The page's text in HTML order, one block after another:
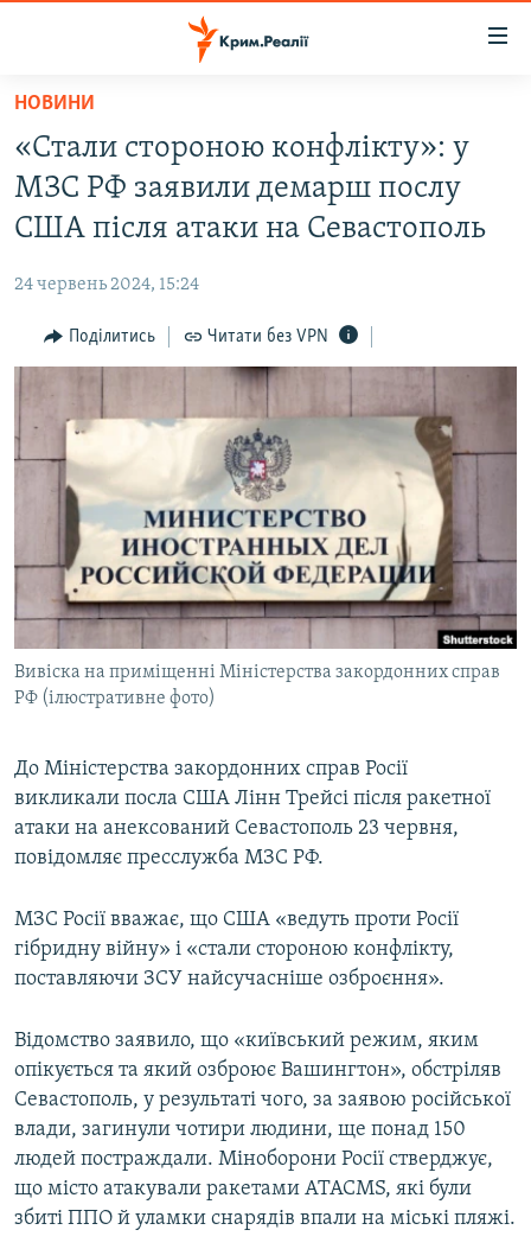
Перейти
основного
матеріалу
Перейти
до
основної
навігації
Перейти
до
пошуку
ВОДА.КРИМ
ВІДЕО ТА ФОТО
БЛОГИ
ПОГЛЯД
ІНТЕРВ'Ю
ВСЕ ЗА ДЕНЬ
СПЕЦПРОЕКТИ
ДЕПОРТАЦІЯ
ВІДЕОУРОКИ «ELIFBE»
СВІДЧЕННЯ ОКУПАЦІЇ
УКРАЇНСЬКА ПРОБЛЕМА КРИМУ
ІНФОГРАФІКА
ЯК ОБІЙТИ БЛОКУВАННЯ
Русский
Qırımtatar
ДОЛУЧАЙСЯ!
Усі сайти RFE/RL
НОВИНИ
«Стали стороною конфлікту»: у
МЗС РФ заявили демарш послу
США після атаки на Севастополь
24 червень 2024, 15:24
Поділитись Читати без VPN
Вивіска на приміщенні Міністерства закордонних справ
РФ (ілюстративне фото)
До Міністерства закордонних справ Росії
викликали посла США Лінн Трейсі після ракетної
атаки на анексований Севастополь 23 червня,
повідомляє пресслужба МЗС РФ.
МЗС Росії вважає, що США «ведуть проти Росії
гібридну війну» і «стали стороною конфлікту,
поставляючи ЗСУ найсучасніше озброєння».
Відомство заявило, що «київський режим, яким
опікується та який озброює Вашингтон», обстріляв
Севастополь, у результаті чого, за заявою російської
влади, загинули чотири людини, ще понад 150
людей постраждали. Міноборони Росії стверджує,
що місто атакували ракетами ATACMS, які були
збиті ППО й уламки снарядів впали на міські пляжі.